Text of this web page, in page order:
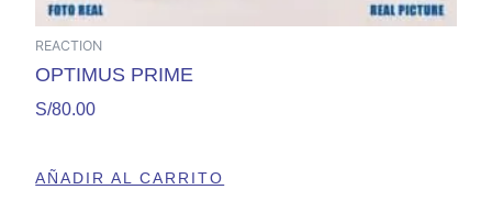
REACTION
OPTIMUS PRIME
S/80.00
AÑADIR AL CARRITO